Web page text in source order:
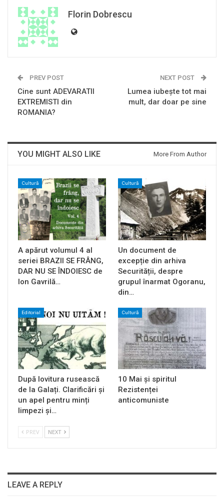
Florin Dobrescu
PREV POST
Cine sunt ADEVARATII
EXTREMISTI din
ROMANIA?
NEXT POST
Lumea iubește tot mai
mult, dar doar pe sine
YOU MIGHT ALSO LIKE More From Author
Cultură
A apărut volumul 4 al
seriei BRAZII SE FRÂNG,
DAR NU SE ÎNDOIESC de
Ion Gavrilă…
Cultură
Un document de
excepție din arhiva
Securității, despre
grupul înarmat Ogoranu,
din…
Editorial
După lovitura rusească
de la Galați. Clarificări și
un apel pentru minți
limpezi și…
Cultură
10 Mai și spiritul
Rezistenței
anticomuniste
PREV NEXT
LEAVE A REPLY